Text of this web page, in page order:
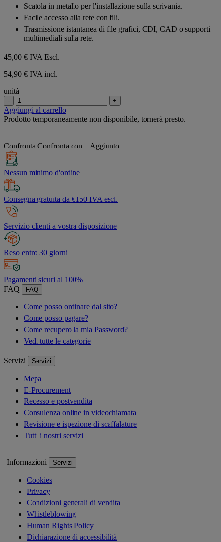
Scatola in metallo per l'installazione sulla scrivania.
Facile accesso alla rete con fili.
Trasmissione istantanea di file grafici, CDI, CAD o supporti
multimediali sulla rete.
45,00 € IVA Escl.
54,90 € IVA incl.
unità
- +
Aggiungi al carrello
Prodotto temporaneamente non disponibile, tornerà presto.
Confronta Confronta con... Aggiunto
Nessun minimo d'ordine
Consegna gratuita da €150 IVA escl.
Servizio clienti a vostra disposizione
Reso entro 30 giorni
Pagamenti sicuri al 100%
FAQ
FAQ
Come posso ordinare dal sito?
Come posso pagare?
Come recupero la mia Password?
Vedi tutte le categorie
Servizi Servizi
Mepa
E-Procurement
Recesso e postvendita
Consulenza online in videochiamata
Revisione e ispezione di scaffalature
Tutti i nostri servizi
Informazioni Servizi
Cookies
Privacy
Condizioni generali di vendita
Whistleblowing
Human Rights Policy
Dichiarazione di accessibilità